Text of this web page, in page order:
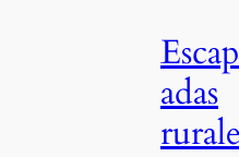
Escap
adas